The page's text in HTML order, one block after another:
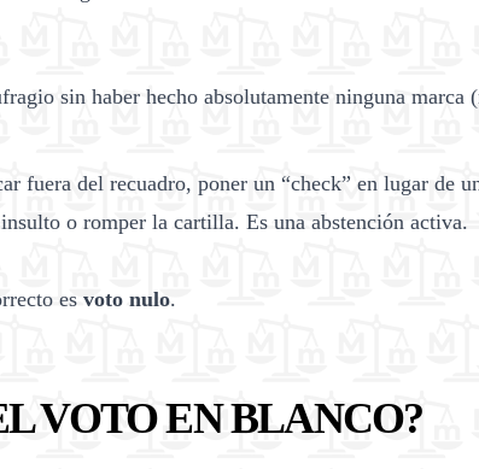
sin haber hecho absolutamente ninguna
fuera del recuadro, poner un “check” en lugar de
o romper la cartilla. Es una abstención activa.
es voto nulo.
VOTO EN BLANCO?